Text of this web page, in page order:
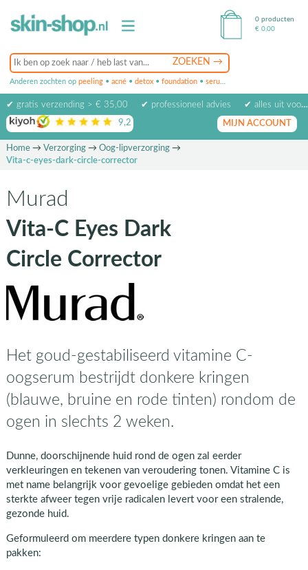
Anderen zochten op peeling • acné • detox • foundation • serum
0 producten
€ 0,00
✔ gratis verzending > € 35,00 ✔ professioneel advies
✔ alles uit voorraad leverbaar
9,2 op basis van beoordelingen
MIJN ACCOUNT
Home→ Verzorging→ Oog-lipverzorging→
Vita-c-eyes-dark-circle-corrector
Murad
Vita-C Eyes Dark
Circle Corrector
Het goud-gestabiliseerd vitamine C-
oogserum bestrijdt donkere kringen
(blauwe, bruine en rode tinten) rondom de
ogen in slechts 2 weken.
Dunne, doorschijnende huid rond de ogen zal eerder
verkleuringen en tekenen van veroudering tonen. Vitamine C is
met name belangrijk voor gevoelige gebieden omdat het een
sterkte afweer tegen vrije radicalen levert voor een stralende,
gezonde huid.
Geformuleerd om meerdere typen donkere kringen aan te
pakken: